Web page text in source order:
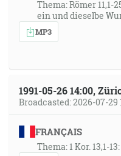
Thema: Römer 11,1-
ein und dieselbe
MP3
1991-05-26 14:00,
Broadcasted: 2026-07-29
FRANÇAIS
Thema: 1 Kor. 13,1-